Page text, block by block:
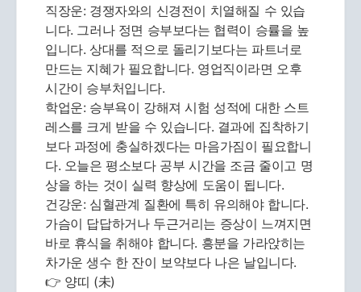
직장운: 경쟁자와의 신경전이 치열해질 수 있습
니다. 그러나 정면 승부보다는 협력이 승률을 높
입니다. 상대를 적으로 돌리기보다는 파트너로
만드는 지혜가 필요합니다. 영업직이라면 오후
시간이 승부처입니다.
학업운: 승부욕이 강해져 시험 성적에 대한 스트
레스를 크게 받을 수 있습니다. 결과에 집착하기
보다 과정에 충실하겠다는 마음가짐이 필요합니
다. 오늘은 평소보다 공부 시간을 조금 줄이고 명
상을 하는 것이 실력 향상에 도움이 됩니다.
건강운: 심혈관계 질환에 특히 유의해야 합니다.
가슴이 답답하거나 두근거리는 증상이 느껴지면
바로 휴식을 취해야 합니다. 흥분을 가라앉히는
차가운 생수 한 잔이 보약보다 나은 날입니다.
👉 양띠 (未)